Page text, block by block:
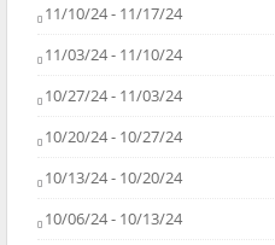
11/10/24 - 11/17/24
11/03/24 - 11/10/24
10/27/24 - 11/03/24
10/20/24 - 10/27/24
10/13/24 - 10/20/24
10/06/24 - 10/13/24